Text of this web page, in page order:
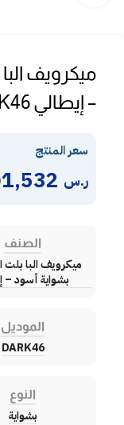
– إيطالي DARK46
سعر المنتج
ر.س
الصنف
بشواية أسود –
الموديل
DARK46
النوع
بشواية